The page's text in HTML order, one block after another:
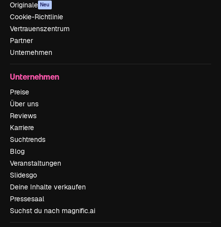
Originale Neu
Cookie-Richtlinie
Vertrauenszentrum
Partner
Unternehmen
Unternehmen
Preise
Über uns
Reviews
Karriere
Suchtrends
Blog
Veranstaltungen
Slidesgo
Deine Inhalte verkaufen
Pressesaal
Suchst du nach magnific.ai